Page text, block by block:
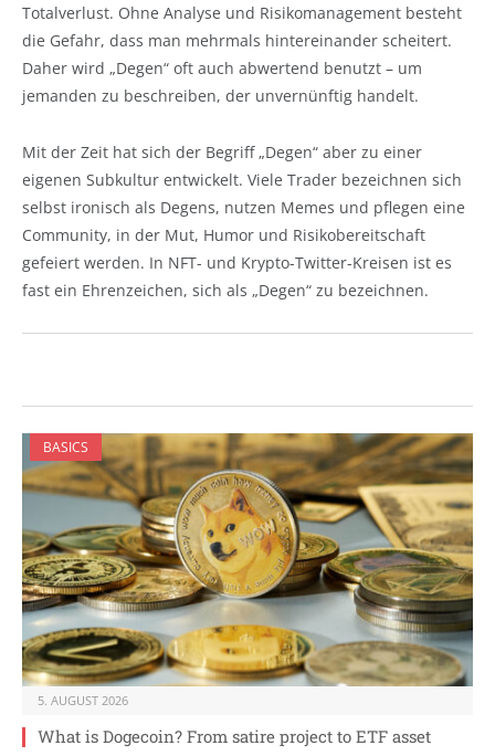
Totalverlust. Ohne Analyse und Risikomanagement besteht
die Gefahr, dass man mehrmals hintereinander scheitert.
Daher wird „Degen“ oft auch abwertend benutzt – um
jemanden zu beschreiben, der unvernünftig handelt.
Mit der Zeit hat sich der Begriff „Degen“ aber zu einer
eigenen Subkultur entwickelt. Viele Trader bezeichnen sich
selbst ironisch als Degens, nutzen Memes und pflegen eine
Community, in der Mut, Humor und Risikobereitschaft
gefeiert werden. In NFT- und Krypto-Twitter-Kreisen ist es
fast ein Ehrenzeichen, sich als „Degen“ zu bezeichnen.
BASICS
5. AUGUST 2026
What is Dogecoin? From satire project to ETF asset